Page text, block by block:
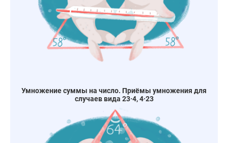
Умножение суммы на число. Приёмы умножения для
случаев вида 23·4, 4·23